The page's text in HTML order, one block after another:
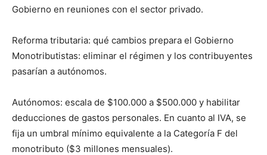
Gobierno en reuniones con el sector privado.
Reforma tributaria: qué cambios prepara el Gobierno
Monotributistas: eliminar el régimen y los contribuyentes
pasarían a autónomos.
Autónomos: escala de $100.000 a $500.000 y habilitar
deducciones de gastos personales. En cuanto al IVA, se
fija un umbral mínimo equivalente a la Categoría F del
monotributo ($3 millones mensuales).